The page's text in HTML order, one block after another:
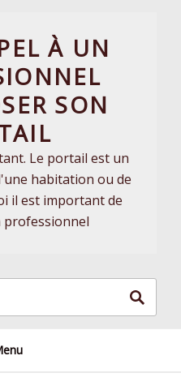
À UN
SON
Le portail est un
habitation ou de
il est important de
professionnel